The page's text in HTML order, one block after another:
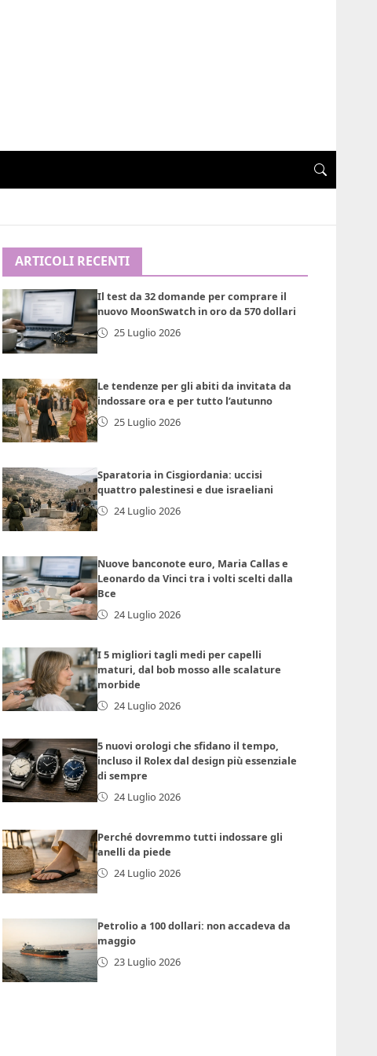
ARTICOLI RECENTI
Il test da 32 domande per comprare il
nuovo MoonSwatch in oro da 570 dollari
25 Luglio 2026
Le tendenze per gli abiti da invitata da
indossare ora e per tutto l’autunno
25 Luglio 2026
Sparatoria in Cisgiordania: uccisi
quattro palestinesi e due israeliani
24 Luglio 2026
Nuove banconote euro, Maria Callas e
Leonardo da Vinci tra i volti scelti dalla
Bce
24 Luglio 2026
I 5 migliori tagli medi per capelli
maturi, dal bob mosso alle scalature
morbide
24 Luglio 2026
5 nuovi orologi che sfidano il tempo,
incluso il Rolex dal design più essenziale
di sempre
24 Luglio 2026
Perché dovremmo tutti indossare gli
anelli da piede
24 Luglio 2026
Petrolio a 100 dollari: non accadeva da
maggio
23 Luglio 2026